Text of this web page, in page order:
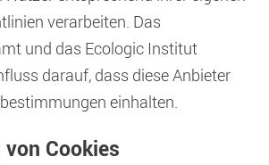
verarbeiten. Das
und das Ecologic Institut
darauf, dass diese Anbieter
einhalten.
Cookies